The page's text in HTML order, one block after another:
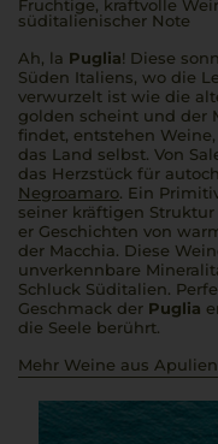
Fruchtige, kraftvolle
süditalienischer Note
Ah, la Puglia! Diese
Süden Italiens, wo die
verwurzelt ist wie die
golden scheint und der
findet, entstehen
das Land selbst. Von
das Herzstück für
Negroamaro. Ein
seiner kräftigen
er Geschichten von
der Macchia. Diese
unverkennbare
Schluck Süditalien.
Geschmack der Puglia
die Seele berührt.
Mehr Weine aus Apulien